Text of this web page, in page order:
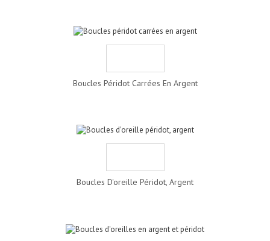
Boucles Péridot Carrées En Argent
Boucles D'oreille Péridot, Argent